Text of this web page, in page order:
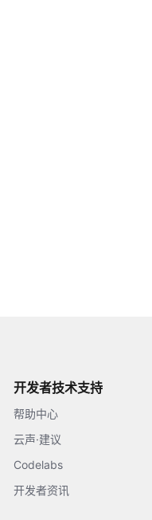
开发者技术支持
帮助中心
云声·建议
Codelabs
开发者资讯